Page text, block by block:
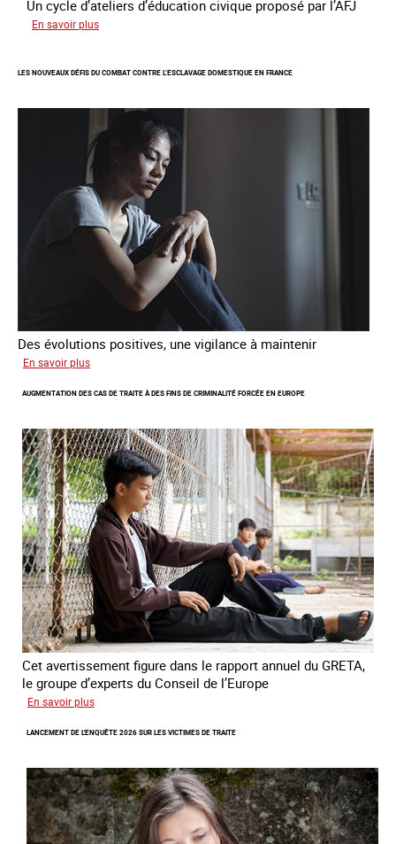
Un cycle d’ateliers d’éducation civique proposé par l’AFJ
En savoir plus
étrangère
de
traite
citoyenne
LES NOUVEAUX DÉFIS DU COMBAT CONTRE L’ESCLAVAGE DOMESTIQUE EN FRANCE
Des évolutions positives, une vigilance à maintenir
En savoir plus
nouveaux
du
combat
contre
l’esclavage
domestique
en
France
AUGMENTATION DES CAS DE TRAITE À DES FINS DE CRIMINALITÉ FORCÉE EN EUROPE
Cet avertissement figure dans le rapport annuel du GRETA,
le groupe d’experts du Conseil de l’Europe
En savoir plus
des
de
traite
à
des
LANCEMENT DE L'ENQUÊTE 2026 SUR LES VICTIMES DE TRAITE